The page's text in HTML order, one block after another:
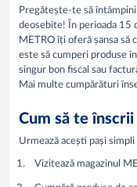
Pregătește-te să
deosebite! În perioada 15
METRO îți oferă șansa să
este să cumperi produse
singur bon fiscal sau
Mai multe cumpărături
Cum să te
Urmează acești pași
Vizitează magazinul